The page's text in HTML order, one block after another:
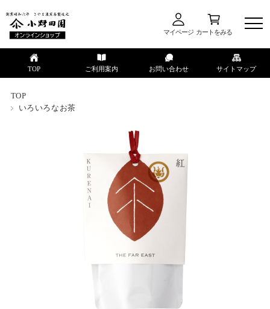
マイページ カートをみる
TOP ご利用案内 お問い合わせ サイトマップ
TOP
いろいろなお茶